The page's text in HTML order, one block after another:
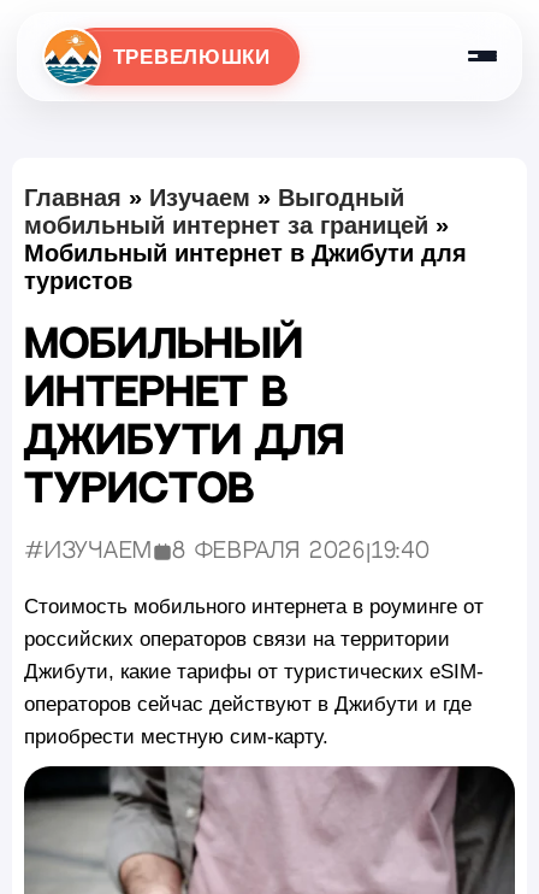
ТРЕВЕЛЮШКИ
Главная » Изучаем » Выгодный
мобильный интернет за границей »
Мобильный интернет в Джибути для
туристов
Мобильный
интернет в
Джибути для
туристов
#Изучаем Опубликовано:
8 февраля 2026 19:40
Стоимость мобильного интернета в роуминге от
российских операторов связи на территории
Джибути, какие тарифы от туристических eSIM-
операторов сейчас действуют в Джибути и где
приобрести местную сим-карту.